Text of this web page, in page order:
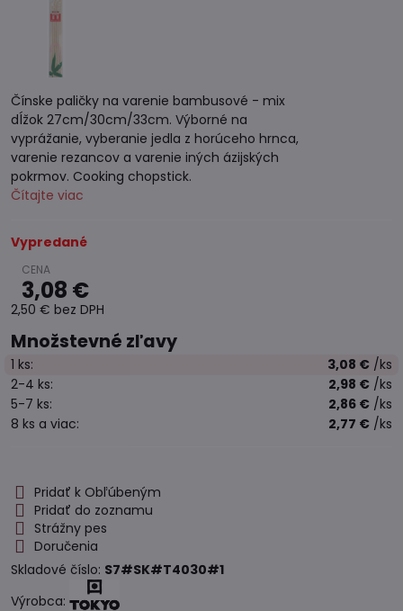
Čínske paličky na varenie bambusové - mix
dĺžok 27cm/30cm/33cm. Výborné na
vyprážanie, vyberanie jedla z horúceho hrnca,
varenie rezancov a varenie iných ázijských
pokrmov. Cooking chopstick.
Čítajte viac
Vypredané
3,08 €
2,50 € bez DPH
Množstevné zľavy
1 ks: 3,08 € /ks
2-4 ks: 2,98 € /ks
5-7 ks: 2,86 € /ks
8 ks a viac: 2,77 € /ks
Pridať k Obľúbeným
Pridať do zoznamu
Strážny pes
Doručenia
Skladové číslo: S7#SK#T4030#1
Výrobca: